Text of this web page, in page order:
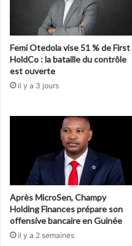
Femi Otedola vise 51 % de First
HoldCo : la bataille du contrôle
est ouverte
il y a 3 jours
Après MicroSen, Champy
Holding Finances prépare son
offensive bancaire en Guinée
il y a 2 semaines